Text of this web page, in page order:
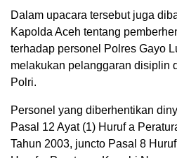
Dalam upacara tersebut juga
Kapolda Aceh tentang
terhadap personel Polres Gayo
melakukan pelanggaran disiplin
Polri.
Personel yang diberhentikan
Pasal 12 Ayat (1) Huruf a
Tahun 2003, juncto Pasal 8